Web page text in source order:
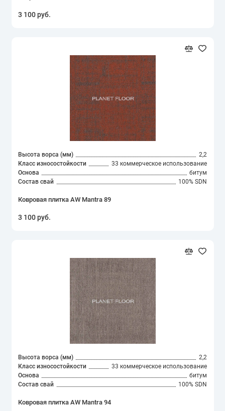
3 100 руб.
Высота ворса (мм)
2,2
Класс износостойкости
33 коммерческое использование
Основа
битум
Состав свай
100% SDN
Ковровая плитка AW Mantra 89
3 100 руб.
Высота ворса (мм)
2,2
Класс износостойкости
33 коммерческое использование
Основа
битум
Состав свай
100% SDN
Ковровая плитка AW Mantra 94